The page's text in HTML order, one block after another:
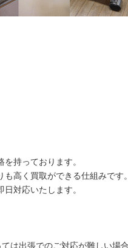
持っております。
高く買取ができる仕組みです。
対応いたします。
は出張でのご対応が難しい場